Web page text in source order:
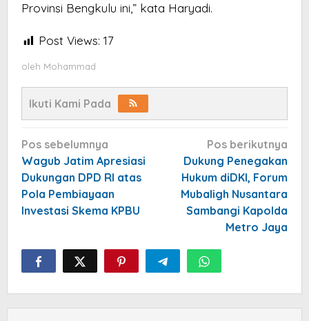
Provinsi Bengkulu ini,” kata Haryadi.
Post Views: 17
oleh Mohammad
Ikuti Kami Pada
Navigasi
pos
Pos sebelumnya
Wagub Jatim Apresiasi
Dukungan DPD RI atas
Pola Pembiayaan
Investasi Skema KPBU
Pos berikutnya
Dukung Penegakan
Hukum diDKI, Forum
Mubaligh Nusantara
Sambangi Kapolda
Metro Jaya